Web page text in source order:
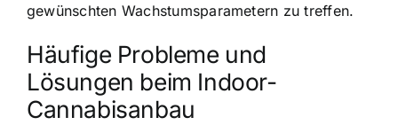
gewünschten Wachstumsparametern zu treffen.
Häufige Probleme und
Lösungen beim Indoor-
Cannabisanbau